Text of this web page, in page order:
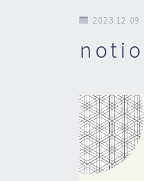
2023.12.09